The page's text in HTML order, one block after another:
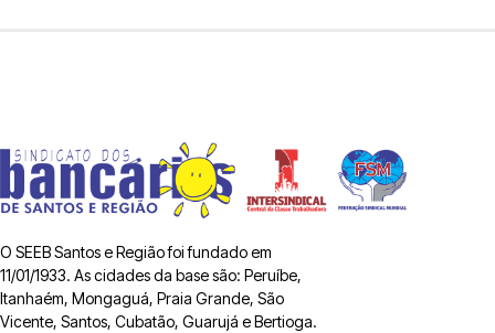
O SEEB Santos e Região foi fundado em
11/01/1933. As cidades da base são: Peruíbe,
Itanhaém, Mongaguá, Praia Grande, São
Vicente, Santos, Cubatão, Guarujá e Bertioga.